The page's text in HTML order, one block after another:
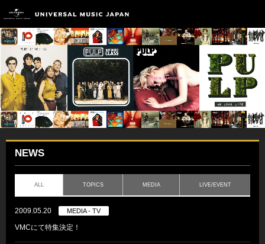
NEWS
ALL TOPICS MEDIA LIVE/EVENT
2009.05.20 MEDIA - TV
VMCにて特集決定！